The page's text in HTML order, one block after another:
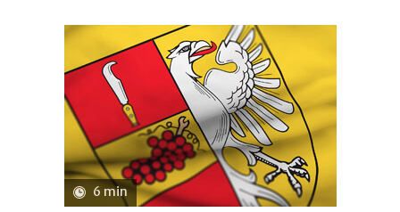
6 min